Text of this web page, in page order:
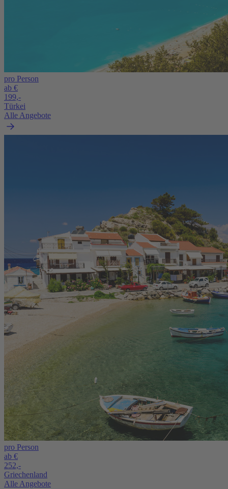
pro Person
ab €
199,-
Türkei
Alle Angebote
pro Person
ab €
252,-
Griechenland
Alle Angebote